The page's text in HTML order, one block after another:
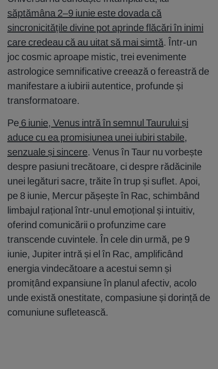
săptămâna 2–9 iunie este dovada că
sincronicitățile divine pot aprinde flăcări în inimi
care credeau că au uitat să mai simtă. Într-un
joc cosmic aproape mistic, trei evenimente
astrologice semnificative creează o fereastră de
manifestare a iubirii autentice, profunde și
transformatoare.
Pe 6 iunie, Venus intră în semnul Taurului și
aduce cu ea promisiunea unei iubiri stabile,
senzuale și sincere. Venus în Taur nu vorbește
despre pasiuni trecătoare, ci despre rădăcinile
unei legături sacre, trăite în trup și suflet. Apoi,
pe 8 iunie, Mercur pășește în Rac, schimbând
limbajul rațional într-unul emoțional și intuitiv,
oferind comunicării o profunzime care
transcende cuvintele. În cele din urmă, pe 9
iunie, Jupiter intră și el în Rac, amplificând
energia vindecătoare a acestui semn și
promițând expansiune în planul afectiv, acolo
unde există onestitate, compasiune și dorință de
comuniune sufletească.